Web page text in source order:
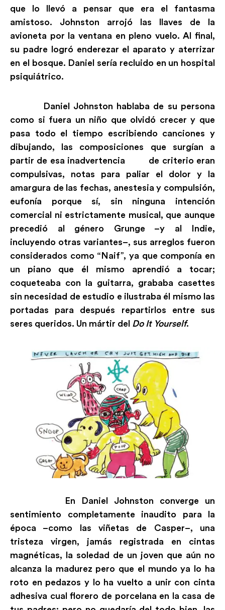
que lo llevó a pensar que era el fantasma
amistoso. Johnston arrojó las llaves de la
avioneta por la ventana en pleno vuelo. Al final,
su padre logró enderezar el aparato y aterrizar
en el bosque. Daniel sería recluido en un hospital
psiquiátrico.
Daniel Johnston hablaba de su persona
como si fuera un niño que olvidó crecer y que
pasa todo el tiempo escribiendo canciones y
dibujando, las composiciones que surgían a
partir de esa inadvertencia de criterio eran
compulsivas, notas para paliar el dolor y la
amargura de las fechas, anestesia y compulsión,
eufonía porque sí, sin ninguna intención
comercial ni estrictamente musical, que aunque
precedió al género Grunge –y al Indie,
incluyendo otras variantes–, sus arreglos fueron
considerados como “Naif”, ya que componía en
un piano que él mismo aprendió a tocar;
coqueteaba con la guitarra, grababa casettes
sin necesidad de estudio e ilustraba él mismo las
portadas para después repartirlos entre sus
seres queridos. Un mártir del Do It Yourself.
En Daniel Johnston converge un
sentimiento completamente inaudito para la
época –como las viñetas de Casper–, una
tristeza virgen, jamás registrada en cintas
magnéticas, la soledad de un joven que aún no
alcanza la madurez pero que el mundo ya lo ha
roto en pedazos y lo ha vuelto a unir con cinta
adhesiva cual florero de porcelana en la casa de